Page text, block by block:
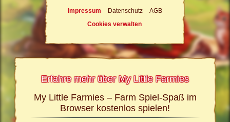
Impressum Datenschutz
AGB
Cookies verwalten
Erfahre mehr über My Little Farmies
My Little Farmies – Farm Spiel-Spaß im
Browser kostenlos spielen!
Die